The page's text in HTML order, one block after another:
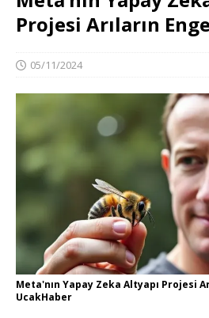
Projesi Arıların
05/11/2024
Meta'nın Yapay Zeka Altyapı Projesi
UcakHaber